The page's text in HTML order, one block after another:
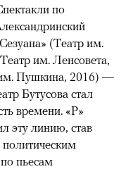
по
(Театр им.
им. Ленсовета,
Пушкина, 2016) —
Бутусова стал
времени. «Р»
эту линию, став
пьесам